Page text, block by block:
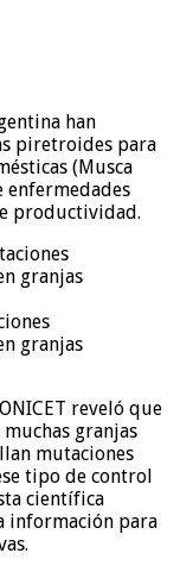
han
piretroides para
(Musca
enfermedades
productividad.
granjas
reveló que
granjas
mutaciones
tipo de control
científica
información para